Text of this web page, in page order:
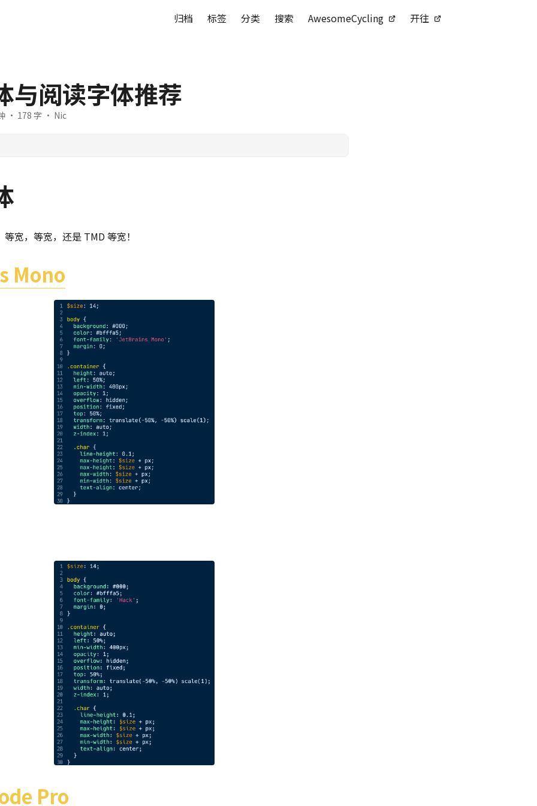
归档 标签 分类 搜索 AwesomeCycling 开往
与阅读字体推荐
· 178 字 · Nic
宽，等宽，还是 TMD 等宽！
Mono
Pro